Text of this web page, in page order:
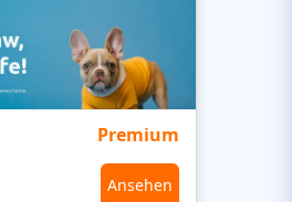
Premium
Ansehen